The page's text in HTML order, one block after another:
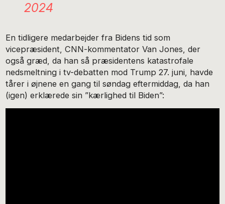
2024
En tidligere medarbejder fra Bidens tid som
vicepræsident, CNN-kommentator Van Jones, der
også græd, da han så præsidentens katastrofale
nedsmeltning i tv-debatten mod Trump 27. juni, havde
tårer i øjnene en gang til søndag eftermiddag, da han
(igen) erklærede sin ”kærlighed til Biden”: